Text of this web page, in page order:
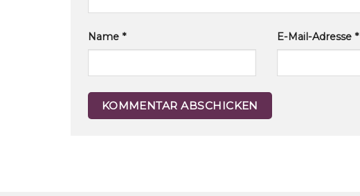
Name * E-Mail-Adresse*